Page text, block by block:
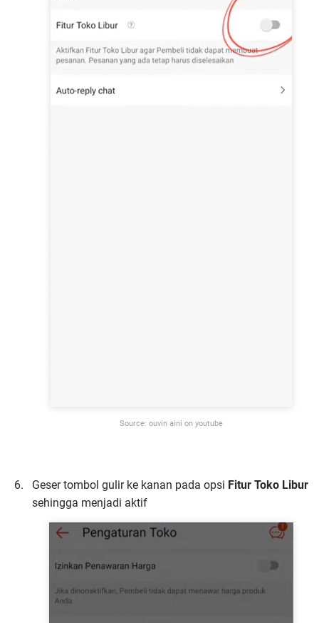
Source: ouvin aini on youtube
Geser tombol gulir ke kanan pada opsi Fitur Toko Libur
sehingga menjadi aktif